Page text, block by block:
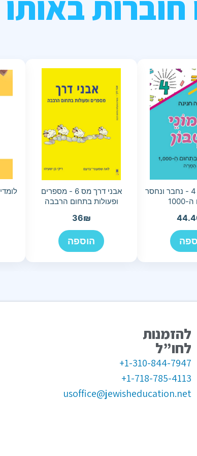
פעמוני חשבון 4 - נחבר ונחסר
אבני דרך מס 6 - מספרים
ופעולות בתחום הרבבה
36₪
הוספה
להזמנות
לחו”ל
1-310-844-7947+
1-718-785-4113+
usoffice@jewisheducation.net